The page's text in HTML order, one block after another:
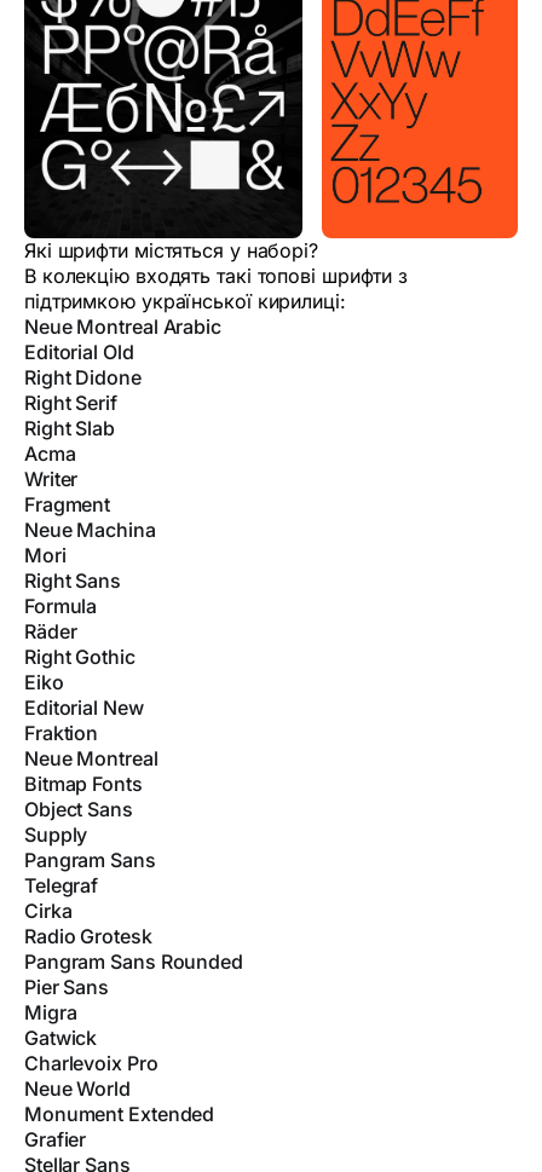
Які шрифти містяться у наборі?
В колекцію входять такі топові шрифти з
підтримкою української кирилиці:
Neue Montreal Arabic
Editorial Old
Right Didone
Right Serif
Right Slab
Acma
Writer
Fragment
Neue Machina
Mori
Right Sans
Formula
Räder
Right Gothic
Eiko
Editorial New
Fraktion
Neue Montreal
Bitmap Fonts
Object Sans
Supply
Pangram Sans
Telegraf
Cirka
Radio Grotesk
Pangram Sans Rounded
Pier Sans
Migra
Gatwick
Charlevoix Pro
Neue World
Monument Extended
Grafier
Stellar Sans